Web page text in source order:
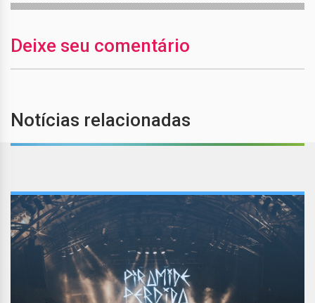
Deixe seu comentário
Notícias relacionadas